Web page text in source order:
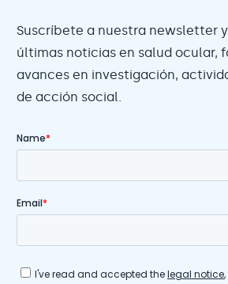
Suscríbete a nuestra newsletter
últimas noticias en salud ocular,
avances en investigación,
de acción social.